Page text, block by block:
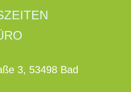
3, 53498 Bad